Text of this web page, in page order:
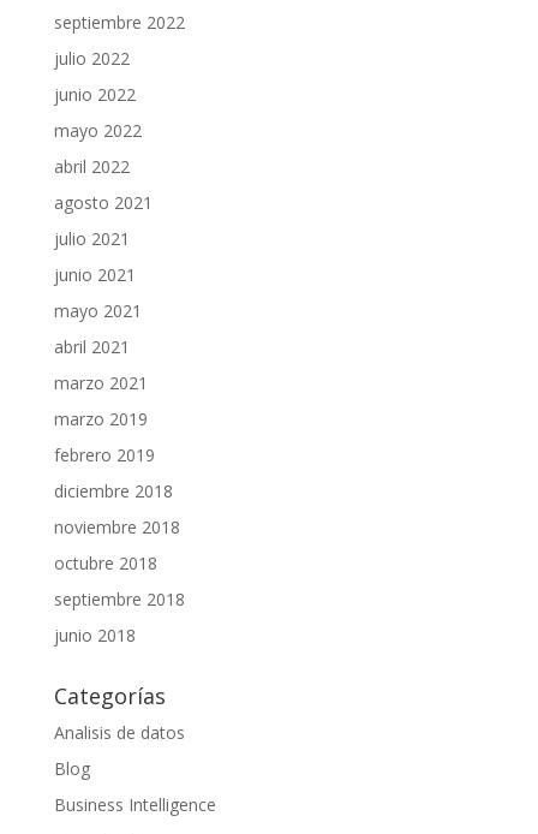
septiembre 2022
julio 2022
junio 2022
mayo 2022
abril 2022
agosto 2021
julio 2021
junio 2021
mayo 2021
abril 2021
marzo 2021
marzo 2019
febrero 2019
diciembre 2018
noviembre 2018
octubre 2018
septiembre 2018
junio 2018
Categorías
Analisis de datos
Blog
Business Intelligence